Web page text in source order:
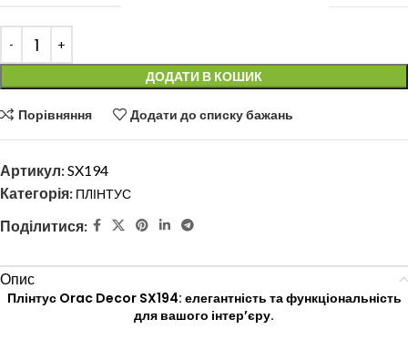
ДОДАТИ В КОШИК
Порівняння Додати до списку бажань
Артикул:SX194
Категорія: ПЛІНТУС
Поділитися:
Опис
Плінтус Orac Decor SX194: елегантність та функціональність
для вашого інтер’єру.